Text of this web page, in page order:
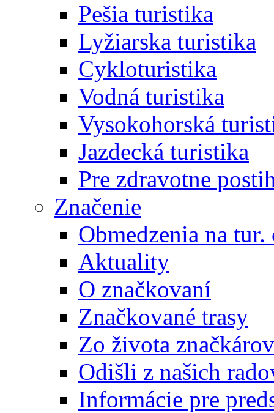
Pešia turistika
Lyžiarska turistika
Cykloturistika
Vodná turistika
Vysokohorská
Jazdecká turistika
Pre zdravotne
Značenie
Obmedzenia na
Aktuality
O značkovaní
Značkované trasy
Zo života značkárov
Odišli z našich
Informácie pre